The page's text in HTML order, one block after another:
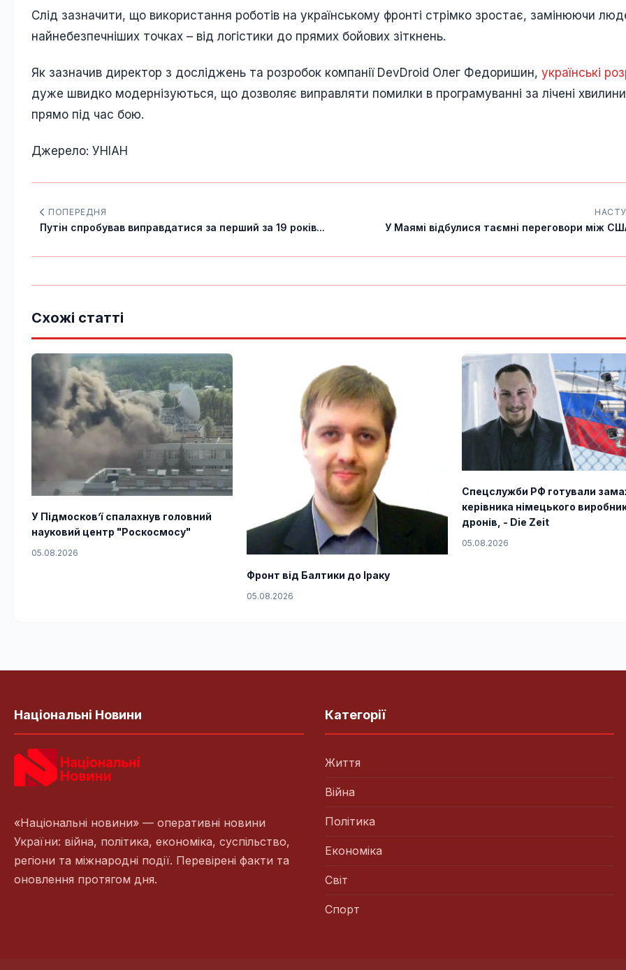
Слід зазначити, що використання роботів на українському фронті стрімко зростає, замінюючи
найнебезпечніших точках – від логістики до прямих бойових зіткнень.
Як зазначив директор з досліджень та розробок компанії DevDroid Олег Федоришин, українські
дуже швидко модернізуються, що дозволяє виправляти помилки в програмуванні за лічені хвилини
прямо під час бою.
Джерело: УНІАН
ПОПЕРЕДНЯ
Путін спробував виправдатися за перший за 19 років... У Маямі відбулися таємні переговори між
Схожі статті
У Підмосков’ї спалахнув головний
науковий центр "Роскосмосу"
05.08.2026
Фронт від Балтики до Іраку
05.08.2026
Спецслужби РФ готували
керівника німецького
дронів, - Die Zeit
05.08.2026
Національні Новини
«Національні новини» — оперативні новини
України: війна, політика, економіка, суспільство,
регіони та міжнародні події. Перевірені факти та
оновлення протягом дня.
Категорії
Життя
Війна
Політика
Економіка
Світ
Спорт